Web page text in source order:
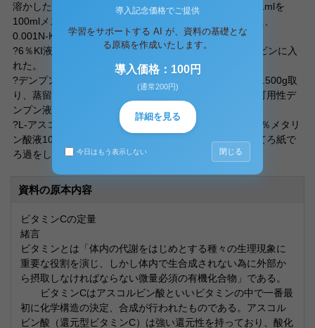
溶かした。これを着色ビンに保存し、必要な時に、その1mlを
100mlメスフラスコに取り、蒸留水100mlになるまで加え、
0.001N-KIO3 を作成した。
?6％KI液：0.6220gのKIを10mlの蒸留水に溶かして褐色ビンに入
れた。
?デンプン指示薬：50mlメスフラスコに可用性デンプン0.500g取
り、蒸留水50mlになるまで加え、加熱して溶かして1％可用性デ
ンプン液を作った。
?L-アスコルビン酸液：結晶アスコルビン酸約0.048gを2％メタリ
ン酸液100mlにマグネットティックスターラーで溶かしてろ紙で
ろ過をした。
資料の原本内容
ビタミンCの定量
緒言
ビタミンとは「体内の代謝をはじめとする種々の生理現象に
重要な役割を演じ、しかし体内で生合成されない為に外部か
ら摂取しなければならない微量必須の有機化合物」である。
ビタミンCはアスコルビン酸といいビタミンの中で一番最
初に化学構造の決定、合成が行われたものである。アスコル
ビン酸（還元型ビタミンC）は強い還元性を持っており、酸化
導入記念価格でご提供
学習をサポートする AI が、資料の基礎とな
る原稿を作成いたします。
導入価格：100円
(通常200円)
詳細を見る
今日はもう表示しない 閉じる